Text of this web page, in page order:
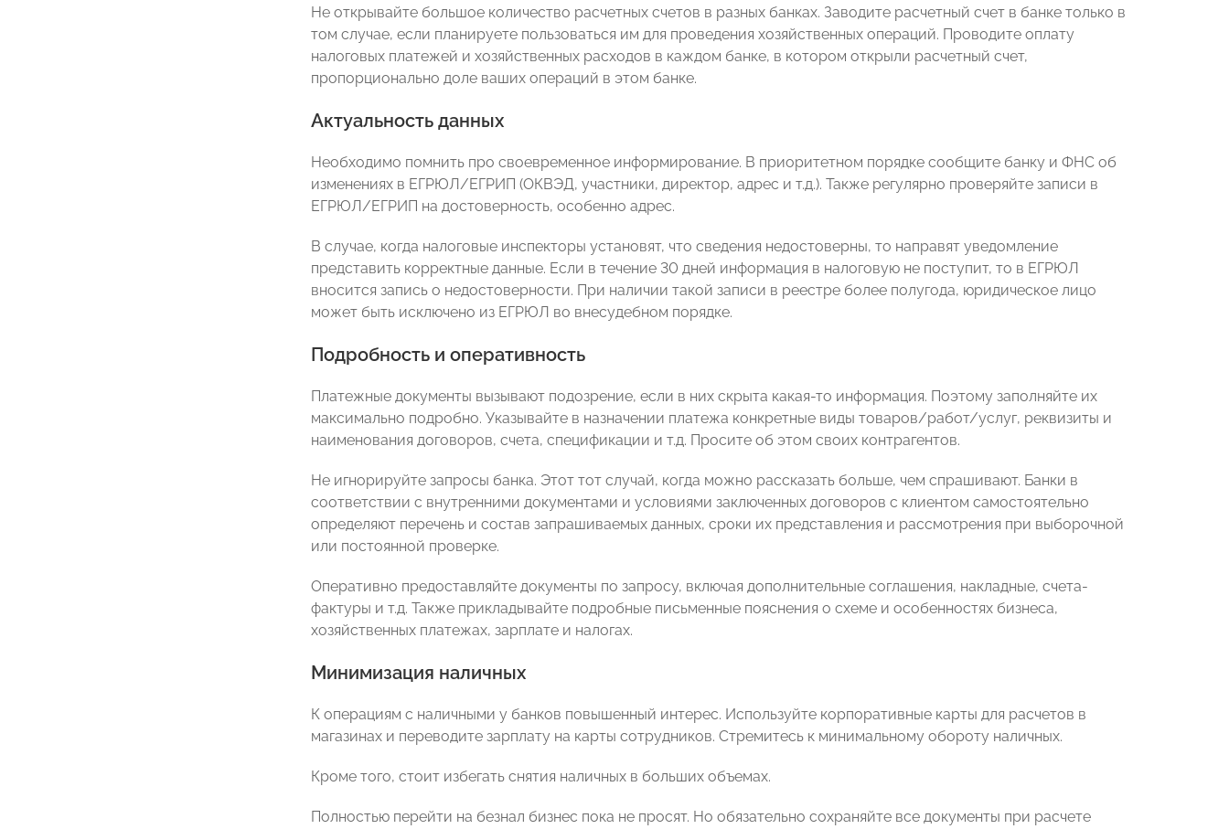
Не открывайте большое количество расчетных счетов в разных банках. Заводите расчетный счет в банке только в
том случае, если планируете пользоваться им для проведения хозяйственных операций. Проводите оплату
налоговых платежей и хозяйственных расходов в каждом банке, в котором открыли расчетный счет,
пропорционально доле ваших операций в этом банке.
Актуальность данных
Необходимо помнить про своевременное информирование. В приоритетном порядке сообщите банку и ФНС об
изменениях в ЕГРЮЛ/ЕГРИП (ОКВЭД, участники, директор, адрес и т.д.). Также регулярно проверяйте записи в
ЕГРЮЛ/ЕГРИП на достоверность, особенно адрес.
В случае, когда налоговые инспекторы установят, что сведения недостоверны, то направят уведомление
представить корректные данные. Если в течение 30 дней информация в налоговую не поступит, то в ЕГРЮЛ
вносится запись о недостоверности. При наличии такой записи в реестре более полугода, юридическое лицо
может быть исключено из ЕГРЮЛ во внесудебном порядке.
Подробность и оперативность
Платежные документы вызывают подозрение, если в них скрыта какая-то информация. Поэтому заполняйте их
максимально подробно. Указывайте в назначении платежа конкретные виды товаров/работ/услуг, реквизиты и
наименования договоров, счета, спецификации и т.д. Просите об этом своих контрагентов.
Не игнорируйте запросы банка. Этот тот случай, когда можно рассказать больше, чем спрашивают. Банки в
соответствии с внутренними документами и условиями заключенных договоров с клиентом самостоятельно
определяют перечень и состав запрашиваемых данных, сроки их представления и рассмотрения при выборочной
или постоянной проверке.
Оперативно предоставляйте документы по запросу, включая дополнительные соглашения, накладные, счета-
фактуры и т.д. Также прикладывайте подробные письменные пояснения о схеме и особенностях бизнеса,
хозяйственных платежах, зарплате и налогах.
Минимизация наличных
К операциям с наличными у банков повышенный интерес. Используйте корпоративные карты для расчетов в
магазинах и переводите зарплату на карты сотрудников. Стремитесь к минимальному обороту наличных.
Кроме того, стоит избегать снятия наличных в больших объемах.
Полностью перейти на безнал бизнес пока не просят. Но обязательно сохраняйте все документы при расчете